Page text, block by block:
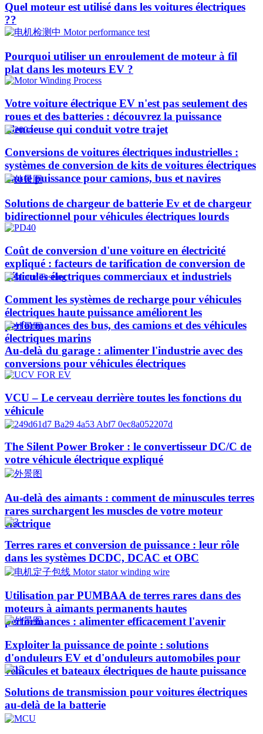
Quel moteur est utilisé dans les voitures électriques
??​​
Pourquoi utiliser un enroulement de moteur à fil
plat dans les moteurs EV ?
Votre voiture électrique EV n'est pas seulement des
roues et des batteries : découvrez la puissance
silencieuse qui conduit votre trajet
Conversions de voitures électriques industrielles :
systèmes de conversion de kits de voitures électriques
haute puissance pour camions, bus et navires
Solutions de chargeur de batterie Ev et de chargeur
bidirectionnel pour véhicules électriques lourds
Coût de conversion d'une voiture en électricité
expliqué : facteurs de tarification de conversion de
véhicules électriques commerciaux et industriels
Comment les systèmes de recharge pour véhicules
électriques haute puissance améliorent les
performances des bus, des camions et des véhicules
électriques marins
Au-delà du garage : alimenter l'industrie avec des
conversions pour véhicules électriques
VCU – Le cerveau derrière toutes les fonctions du
véhicule
The Silent Power Broker : le convertisseur DC/C de
votre véhicule électrique expliqué
Au-delà des aimants : comment de minuscules terres
rares surchargent les muscles de votre moteur
électrique
Terres rares et conversion de puissance : leur rôle
dans les systèmes DCDC, DCAC et OBC
Utilisation par PUMBAA de terres rares dans des
moteurs à aimants permanents hautes
performances : alimenter efficacement l'avenir
Exploiter la puissance de pointe : solutions
d'onduleurs EV et d'onduleurs automobiles pour
véhicules et bateaux électriques de haute puissance​
Solutions de transmission pour voitures électriques
au-delà de la batterie